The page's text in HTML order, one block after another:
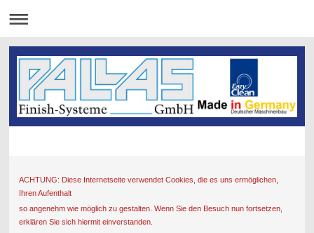
ACHTUNG: Diese Internetseite verwendet Cookies, die es uns ermöglichen,
Ihren Aufenthalt
so angenehm wie möglich zu gestalten. Wenn Sie den Besuch nun fortsetzen,
erklären Sie sich hiermit einverstanden.